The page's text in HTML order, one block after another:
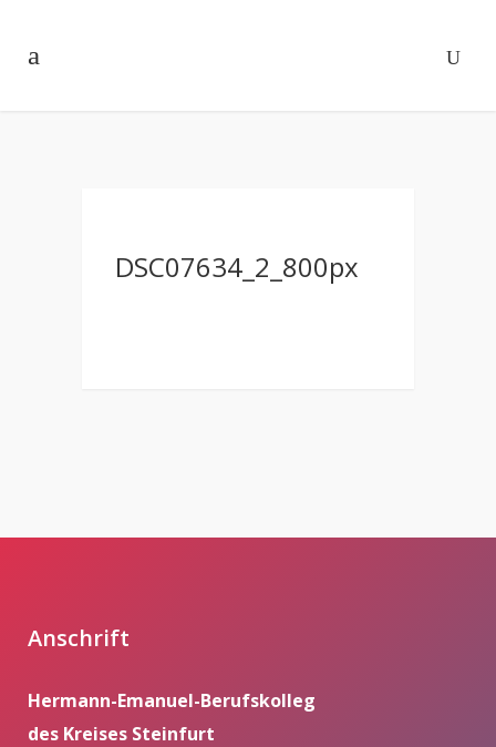
DSC07634_2_800px
Anschrift
Hermann-Emanuel-Berufskolleg
des Kreises Steinfurt